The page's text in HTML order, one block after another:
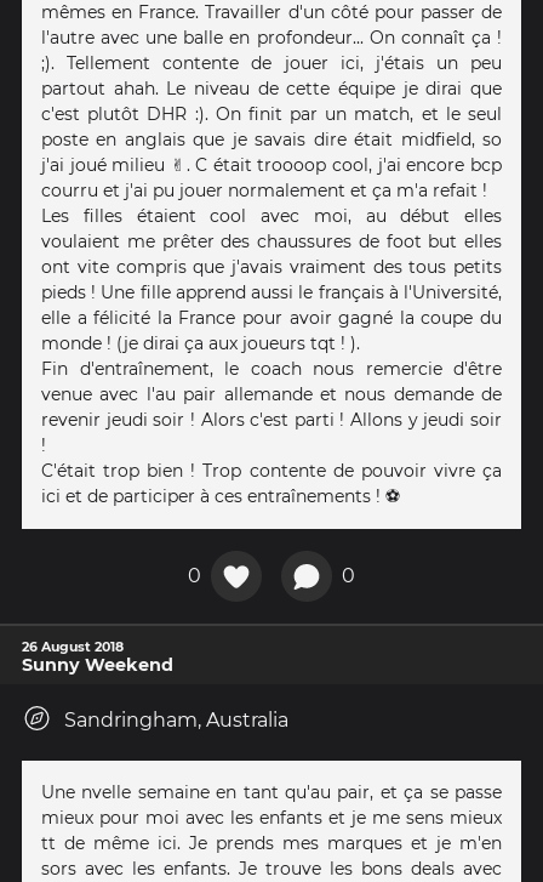
mêmes en France. Travailler d'un côté pour passer de
l'autre avec une balle en profondeur... On connaît ça !
;). Tellement contente de jouer ici, j'étais un peu
partout ahah. Le niveau de cette équipe je dirai que
c'est plutôt DHR :). On finit par un match, et le seul
poste en anglais que je savais dire était midfield, so
j'ai joué milieu ✌️. C était troooop cool, j'ai encore bcp
courru et j'ai pu jouer normalement et ça m'a refait !
Les filles étaient cool avec moi, au début elles
voulaient me prêter des chaussures de foot but elles
ont vite compris que j'avais vraiment des tous petits
pieds ! Une fille apprend aussi le français à l'Université,
elle a félicité la France pour avoir gagné la coupe du
monde ! (je dirai ça aux joueurs tqt ! ).
Fin d'entraînement, le coach nous remercie d'être
venue avec l'au pair allemande et nous demande de
revenir jeudi soir ! Alors c'est parti ! Allons y jeudi soir
!
C'était trop bien ! Trop contente de pouvoir vivre ça
ici et de participer à ces entraînements ! ⚽
0 0
26 August 2018
Sunny Weekend
Sandringham, Australia
Une nvelle semaine en tant qu'au pair, et ça se passe
mieux pour moi avec les enfants et je me sens mieux
tt de même ici. Je prends mes marques et je m'en
sors avec les enfants. Je trouve les bons deals avec